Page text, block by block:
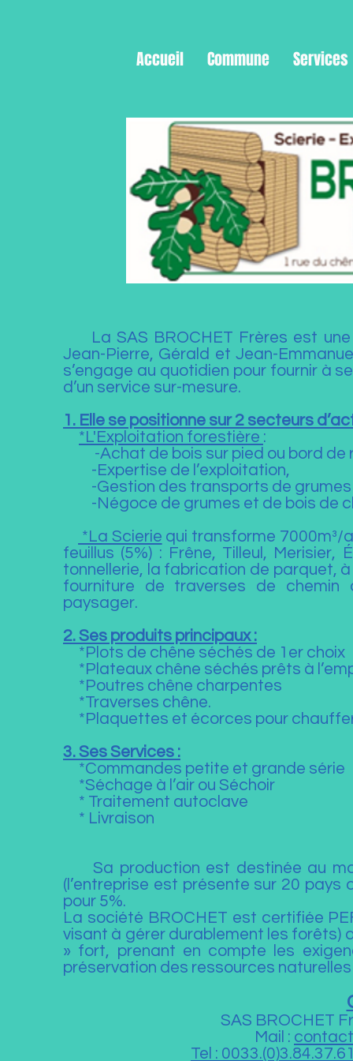
Accueil Commune Services
La SAS BROCHET Frères est
Jean-Pierre, Gérald et Jean-
s’engage au quotidien pour fournir à
d’un service sur-mesure.
1. Elle se positionne sur 2 secteurs
*L'Exploitation forestière :
-Achat de bois sur pied ou bord de
-Expertise de l’exploitation,
-Gestion des transports de grumes
-Négoce de grumes et de bois de
*La Scierie qui transforme 7000m³/
feuillus (5%) : Frêne, Tilleul, Merisier,
tonnellerie, la fabrication de parquet,
fourniture de traverses de
paysager.
2. Ses produits principaux :
*Plots de chêne séchés de 1er choix
*Plateaux chêne séchés prêts à
*Poutres chêne charpentes
*Traverses chêne.
*Plaquettes et écorces pour
3. Ses Services :
*Commandes petite et grande série
*Séchage à l’air ou Séchoir
* Traitement autoclave
* Livraison
Sa production est destinée au
(l’entreprise est présente sur 20 pays
pour 5%.
La société BROCHET est certifiée
visant à gérer durablement les forêts)
» fort, prenant en compte les
préservation des ressources
SAS BROCHET
Mail :
Tel :